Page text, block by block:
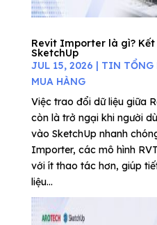
Revit Importer là gì?
SketchUp
JUL 15, 2026 | TIN TỔNG
MUA HÀNG
Việc trao đổi dữ liệu giữa
còn là trở ngại khi người
vào SketchUp nhanh
Importer, các mô hình
với ít thao tác hơn, giúp
liệu...